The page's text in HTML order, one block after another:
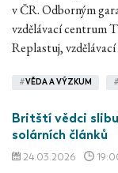
v ČR. Odborným
vzdělávací centrum
Replastuj,
#VĚDA A VÝZKUM #
Britští vědci
solárních článků
24.03.2026